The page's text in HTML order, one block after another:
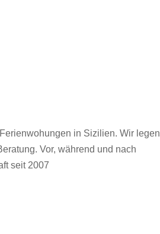
in Sizilien. Wir legen
Vor, während und nach
seit 2007